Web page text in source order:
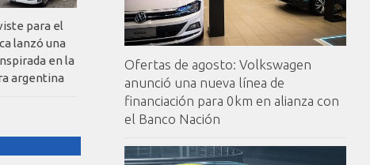
Ofertas de agosto: Volkswagen
anunció una nueva línea de
financiación para 0km en alianza con
el Banco Nación
para el
lanzó una
en la
argentina